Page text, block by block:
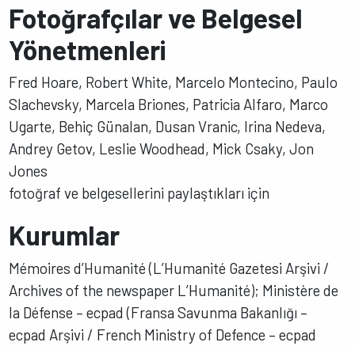
Fotoğrafçılar ve Belgesel
Yönetmenleri
Fred Hoare, Robert White, Marcelo Montecino, Paulo
Slachevsky, Marcela Briones, Patricia Alfaro, Marco
Ugarte, Behiç Günalan, Dusan Vranic, Irina Nedeva,
Andrey Getov, Leslie Woodhead, Mick Csaky, Jon
Jones
fotoğraf ve belgesellerini paylaştıkları için
Kurumlar
Mémoires d’Humanité (L’Humanité Gazetesi Arşivi /
Archives of the newspaper L’Humanité); Ministère de
la Défense – ecpad (Fransa Savunma Bakanlığı –
ecpad Arşivi / French Ministry of Defence – ecpad